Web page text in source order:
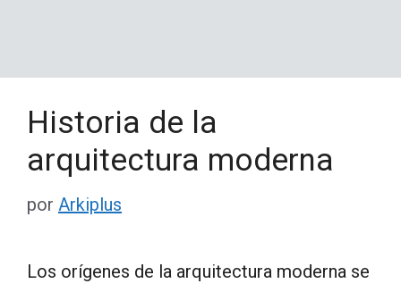
Historia de la
arquitectura moderna
por Arkiplus
Los orígenes de la arquitectura moderna se